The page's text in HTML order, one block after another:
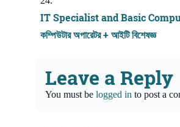
IT Specialist and Basic
কম্পিউটার অপারেটর + আইটি বিশেষজ্ঞ
Leave a Reply
You must be logged in to post a